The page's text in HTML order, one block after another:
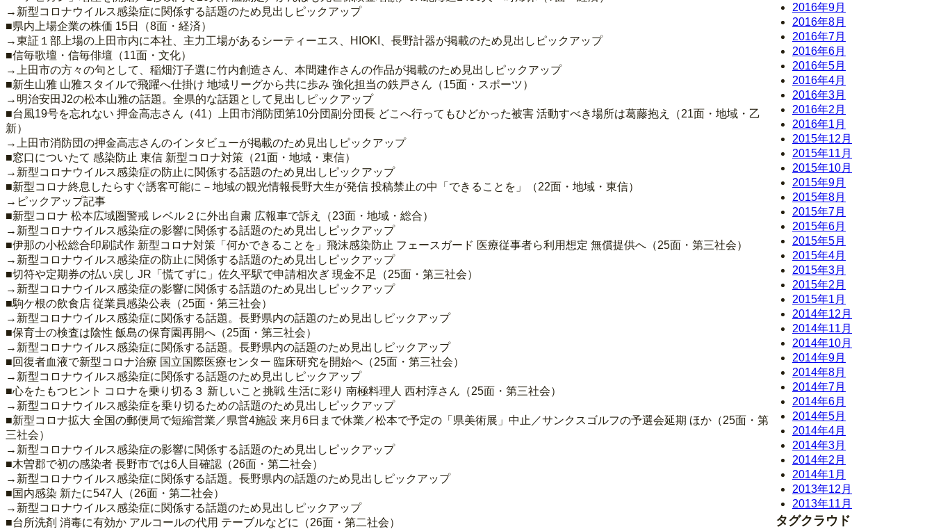
→新型コロナウイルス感染症に関係する話題のため見出しピックアップ
■県内上場企業の株価 15日（8面・経済）
→東証１部上場の上田市内に本社、主力工場があるシーティーエス、HIOKI、長野計器が掲載のため見出しピックアップ
■信毎歌壇・信毎俳壇（11面・文化）
→上田市の方々の句として、稲畑汀子選に竹内創造さん、本間建作さんの作品が掲載のため見出しピックアップ
■新生山雅 山雅スタイルで飛躍へ仕掛け 地域リーグから共に歩み 強化担当の鉄戸さん（15面・スポーツ）
→明治安田J2の松本山雅の話題。全県的な話題として見出しピックアップ
■台風19号を忘れない 押金高志さん（41）上田市消防団第10分団副分団長 どこへ行ってもひどかった被害 活動すべき場所は葛藤抱え（21面・地域・乙
新）
→上田市消防団の押金高志さんのインタビューが掲載のため見出しピックアップ
■窓口についたて 感染防止 東信 新型コロナ対策（21面・地域・東信）
→新型コロナウイルス感染症の防止に関係する話題のため見出しピックアップ
■新型コロナ終息したらすぐ誘客可能に－地域の観光情報長野大生が発信 投稿禁止の中「できることを」（22面・地域・東信）
→ピックアップ記事
■新型コロナ 松本広域圏警戒 レベル２に外出自粛 広報車で訴え（23面・地域・総合）
→新型コロナウイルス感染症の影響に関係する話題のため見出しピックアップ
■伊那の小松総合印刷試作 新型コロナ対策「何かできることを」飛沫感染防止 フェースガード 医療従事者ら利用想定 無償提供へ（25面・第三社会）
→新型コロナウイルス感染症の防止に関係する話題のため見出しピックアップ
■切符や定期券の払い戻し JR「慌てずに」佐久平駅で申請相次ぎ 現金不足（25面・第三社会）
→新型コロナウイルス感染症の影響に関係する話題のため見出しピックアップ
■駒ケ根の飲食店 従業員感染公表（25面・第三社会）
→新型コロナウイルス感染症に関係する話題。長野県内の話題のため見出しピックアップ
■保育士の検査は陰性 飯島の保育園再開へ（25面・第三社会）
→新型コロナウイルス感染症に関係する話題。長野県内の話題のため見出しピックアップ
■回復者血液で新型コロナ治療 国立国際医療センター 臨床研究を開始へ（25面・第三社会）
→新型コロナウイルス感染症に関係する話題のため見出しピックアップ
■心をたもつヒント コロナを乗り切る３ 新しいこと挑戦 生活に彩り 南極料理人 西村淳さん（25面・第三社会）
→新型コロナウイルス感染症を乗り切るための話題のため見出しピックアップ
■新型コロナ拡大 全国の郵便局で短縮営業／県営4施設 来月6日まで休業／松本で予定の「県美術展」中止／サンクスゴルフの予選会延期 ほか（25面・第
三社会）
→新型コロナウイルス感染症の影響に関係する話題のため見出しピックアップ
■木曽郡で初の感染者 長野市では6人目確認（26面・第二社会）
→新型コロナウイルス感染症に関係する話題。長野県内の話題のため見出しピックアップ
■国内感染 新たに547人（26面・第二社会）
→新型コロナウイルス感染症に関係する話題のため見出しピックアップ
■台所洗剤 消毒に有効か アルコールの代用 テーブルなどに（26面・第二社会）
2016年9月
2016年8月
2016年7月
2016年6月
2016年5月
2016年4月
2016年3月
2016年2月
2016年1月
2015年12月
2015年11月
2015年10月
2015年9月
2015年8月
2015年7月
2015年6月
2015年5月
2015年4月
2015年3月
2015年2月
2015年1月
2014年12月
2014年11月
2014年10月
2014年9月
2014年8月
2014年7月
2014年6月
2014年5月
2014年4月
2014年3月
2014年2月
2014年1月
2013年12月
2013年11月
タグクラウド